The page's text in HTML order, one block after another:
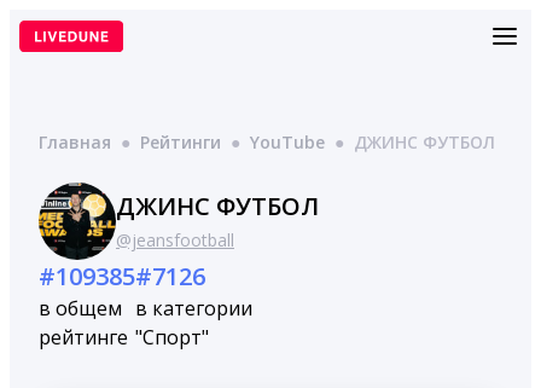
Перейти
Главная ● Рейтинги ● YouTube ● ДЖИНС ФУТБОЛ
ДЖИНС ФУТБОЛ
@jeansfootball
#109385
в общем
рейтинге
#7126
в категории
"Спорт"